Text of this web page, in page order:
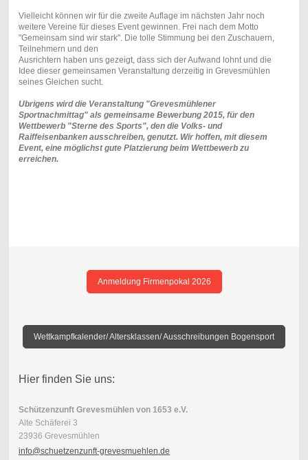
Vielleicht können wir für die zweite Auflage im nächsten Jahr noch
weitere Vereine für dieses Event gewinnen. Frei nach dem Motto
"Gemeinsam sind wir stark". Die tolle Stimmung bei den Zuschauern,
Teilnehmern und den
Ausrichtern haben uns gezeigt, dass sich der Aufwand lohnt und die
Idee dieser gemeinsamen Veranstaltung derzeitig in Grevesmühlen
seines Gleichen sucht.
Ubrigens wird die Veranstaltung "Grevesmühlener
Sportnachmittag" als gemeinsame Bewerbung 2015, für den
Wettbewerb "Sterne des Sports", den die Volks- und
Raiffeisenbanken ausschreiben, genutzt. Wir hoffen, mit diesem
Event, eine möglichst gute Platzierung beim Wettbewerb zu
erreichen.
Anmeldung Firmenpokal 2026
Wettkampfkalender/ Altersklassen/ Ausschreibungen Bogensport
Hier finden Sie uns:
Schützenzunft Grevesmühlen von 1653 e.V.
Alte Schäferei 3
23936 Grevesmühlen
info@schuetzenzunft-grevesmuehlen.de